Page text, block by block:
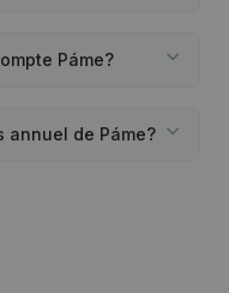
Páme?
de Páme?